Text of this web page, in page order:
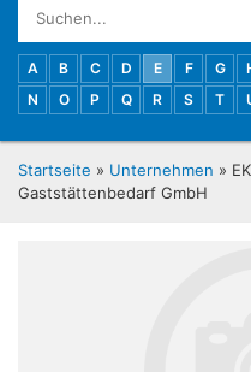
A B C D E F G
N
O P Q R S T
Startseite » Unternehmen »
Gaststättenbedarf GmbH